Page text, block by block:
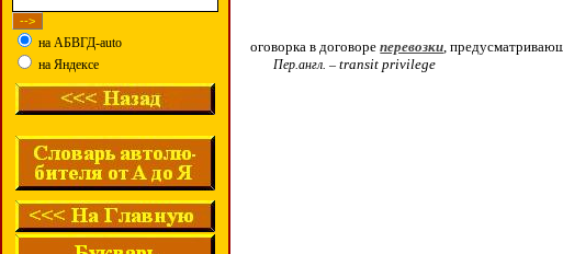
на АБВГД-auto
на Яндексе
оговорка в договореперевозки,
Пер.англ. – transitprivilege